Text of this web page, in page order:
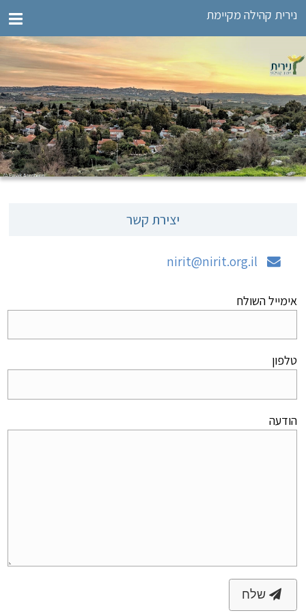
נירית קהילה מקיימת
יצירת קשר
nirit@nirit.org.il
אימייל השולח
טלפון
הודעה
שלח